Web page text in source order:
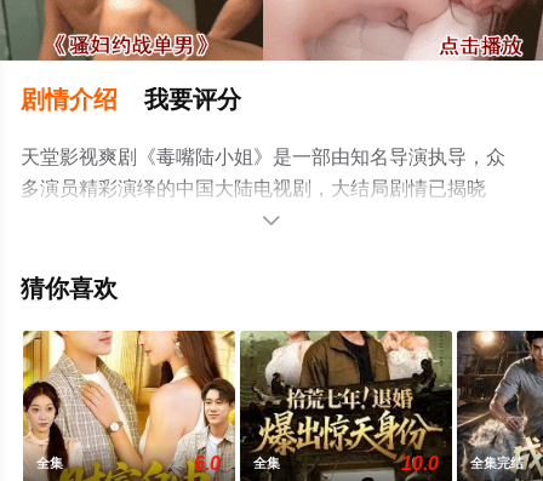
剧情介绍 我要评分
天堂影视爽剧《毒嘴陆小姐》是一部由知名导演执导，众
多演员精彩演绎的中国大陆电视剧，大结局剧情已揭晓
（全集完结），手机免费观看高清未删减完整版电视剧全
电视猫或剧情网等平台了解。

猜你喜欢
全集 6.0 全集 10.0 全集完结